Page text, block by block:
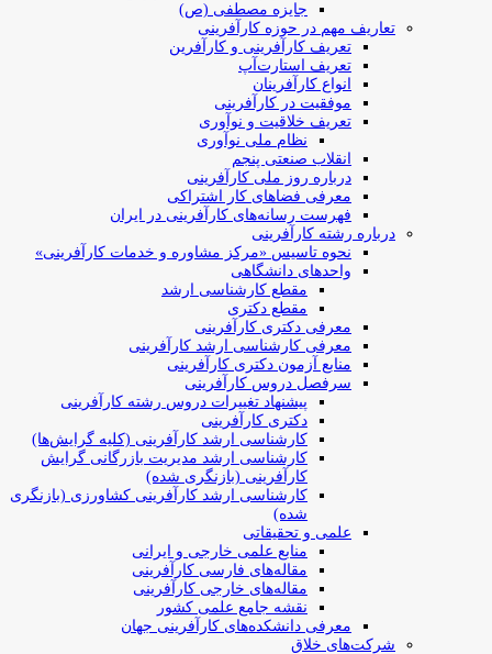
جایزه مصطفی (ص)
تعاریف مهم در حوزه کارآفرینی
تعریف کارآفرینی و کارآفرین
تعریف استارت‌آپ
انواع کارآفرینان
موفقیت در کارآفرینی
تعریف خلاقیت و نوآوری
نظام ملی نوآوری
انقلاب صنعتی پنجم
درباره روز ملی کارآفرینی
معرفی فضاهای کار اشتراکی
فهرست رسانه‌های کارآفرینی در ایران
درباره رشته کارآفرینی
نحوه تاسیس «مرکز مشاوره و خدمات کارآفرینی»
واحدهای دانشگاهی
مقطع کارشناسی ارشد
مقطع دکتری
معرفی دکتری کارآفرینی
معرفی کارشناسی ارشد کارآفرینی
منابع آزمون دکتری کارآفرینی
سرفصل دروس کارآفرینی
پیشنهاد تغییرات دروس رشته کارآفرینی
دکتری کارآفرینی
کارشناسی ارشد کارآفرینی (کلیه گرایش‌ها)
کارشناسی ارشد مدیریت بازرگانی گرایش
کارآفرینی (بازنگری شده)
کارشناسی ارشد کارآفرینی کشاورزی (بازنگری
شده)
علمی و تحقیقاتی
منابع علمی خارجی و ایرانی
مقاله‌های فارسی کارآفرینی
مقاله‌های خارجی کارآفرینی
نقشه جامع علمی کشور
معرفی دانشکده‌های کارآفرینی جهان
شرکت‌های خلاق